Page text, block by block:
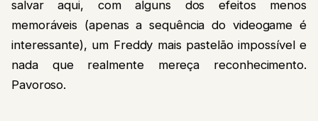
salvar aqui, com alguns dos efeitos menos
memoráveis (apenas a sequência do videogame é
interessante), um Freddy mais pastelão impossível e
nada que realmente mereça reconhecimento.
Pavoroso.